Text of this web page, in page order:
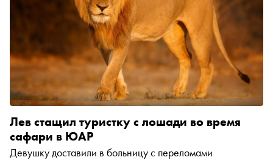
Лев стащил туристку с лошади во время
сафари в ЮАР
Девушку доставили в больницу с переломами